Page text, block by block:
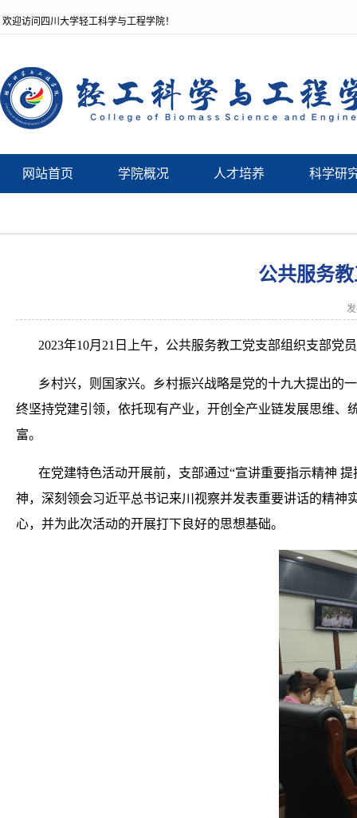
欢迎访问四川大学轻工科学与工程学院！
网站首页 学院概况 人才培养 科学研
公共服务
2023年10月21日上午，公共服务教工党支部组织支部党
乡村兴，则国家兴。乡村振兴战略是党的十九大提出的
终坚持党建引领，依托现有产业，开创全产业链发展思维
富。
在党建特色活动开展前，支部通过“宣讲重要指示精神
神，深刻领会习近平总书记来川视察并发表重要讲话的精
心，并为此次活动的开展打下良好的思想基础。